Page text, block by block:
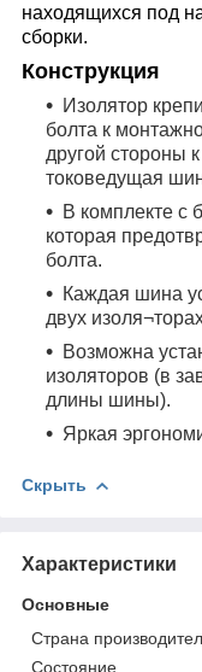
находящихся под
сборки.
Конструкция
Изолятор
болта к
другой стороны
токоведущая
В комплекте с
которая
болта.
Каждая шина
двух
Возможна
изоляторов (в
длины шины).
Яркая
Скрыть
Характеристики
Основные
Страна
Состояние